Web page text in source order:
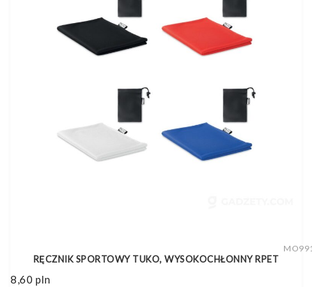
RĘCZNIK SPORTOWY TUKO, WYSOKOCHŁONNY RPET
8,60 pln